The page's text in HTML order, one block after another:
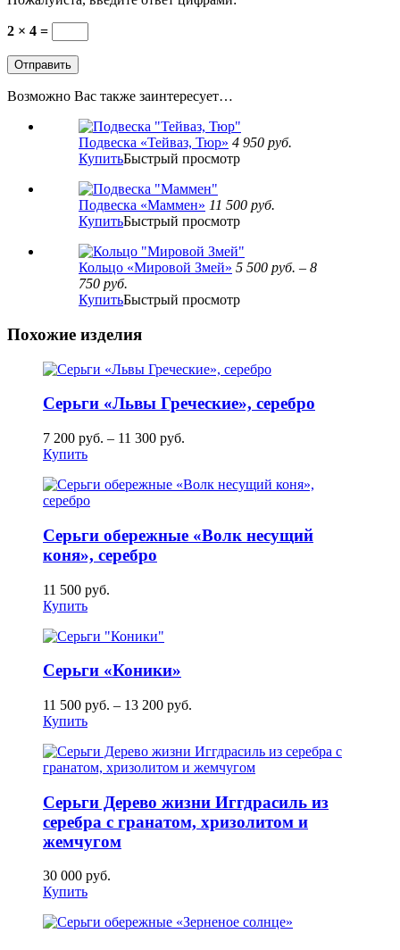
2 × 4 =
Возможно Вас также заинтересует…
Подвеска «Тейваз, Тюр» 4 950 руб.
КупитьБыстрый просмотр
Подвеска «Маммен» 11 500 руб.
КупитьБыстрый просмотр
Кольцо «Мировой Змей» 5 500 руб. – 8
750 руб.
КупитьБыстрый просмотр
Похожие изделия
Серьги «Львы Греческие», серебро
7 200 руб. – 11 300 руб.
Купить
Серьги обережные «Волк несущий
коня», серебро
11 500 руб.
Купить
Серьги «Коники»
11 500 руб. – 13 200 руб.
Купить
Серьги Дерево жизни Иггдрасиль из
серебра с гранатом, хризолитом и
жемчугом
30 000 руб.
Купить